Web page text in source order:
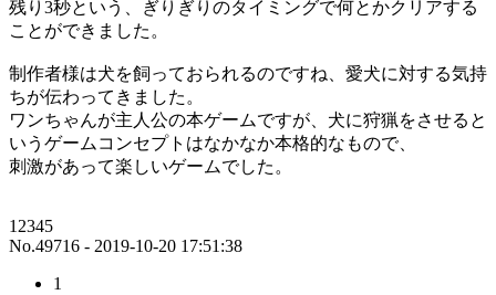
残り3秒という、ぎりぎりのタイミングで何とかクリアする
ことができました。
制作者様は犬を飼っておられるのですね、愛犬に対する気持
ちが伝わってきました。
ワンちゃんが主人公の本ゲームですが、犬に狩猟をさせると
いうゲームコンセプトはなかなか本格的なもので、
刺激があって楽しいゲームでした。
12345
No.49716 - 2019-10-20 17:51:38
1